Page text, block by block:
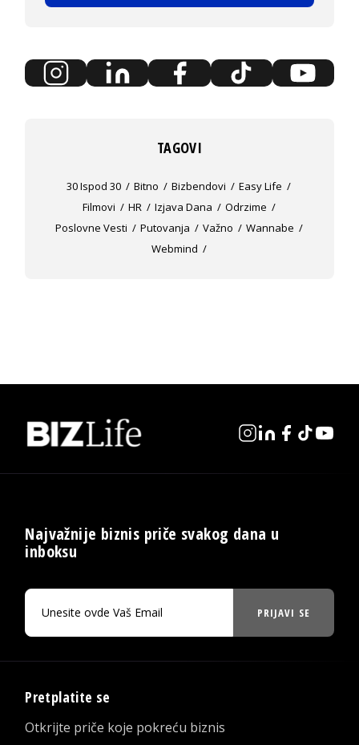
TAGOVI
30 Ispod 30 Bitno Bizbendovi
Easy Life
Filmovi
HR Izjava Dana
Odrzime
Poslovne Vesti
Putovanja Važno
Wannabe
Webmind
Najvažnije biznis priče svakog dana u
inboksu
PRIJAVI SE
Pretplatite se
Otkrijte priče koje pokreću biznis